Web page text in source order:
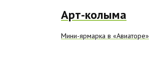
Арт-колыма
Мини-ярмарка в «Авиаторе»